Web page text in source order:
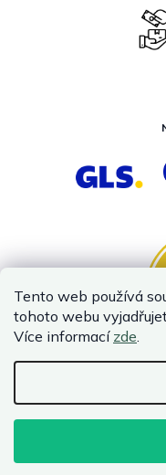
Tento web používá
tohoto webu
Více informací zde.
Infolinka je z
nás prosím emailem.